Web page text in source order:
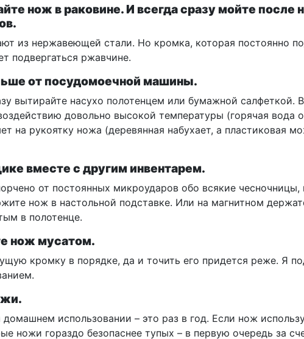
нож в раковине. И всегда сразу мойте после
из нержавеющей стали. Но кромка, которая постоянно
подвергаться ржавчине.
от посудомоечной машины.
вытирайте насухо полотенцем или бумажной салфеткой.
довольно высокой температуры (горячая вода
на рукоятку ножа (деревянная набухает, а пластиковая
вместе с другим инвентарем.
от постоянных микроударов обо всякие
нож в настольной подставке. Или на магнитном
в полотенце.
нож мусатом.
кромку в порядке, да и точить его придется реже. Я
использовании – это раз в год. Если нож
ножи гораздо безопаснее тупых – в первую очередь за